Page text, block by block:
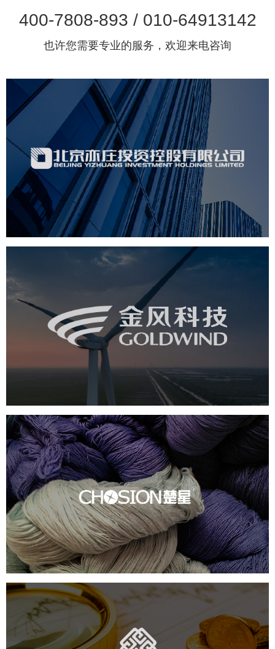
400-7808-893 / 010-64913142
也许您需要专业的服务，欢迎来电咨询
亦庄控股
金融保险 品牌官网 定制开发 系统开发
金风科技
机械装备
楚星
服装纺织 电商网站 定制开发 系统开发
冠群驰骋